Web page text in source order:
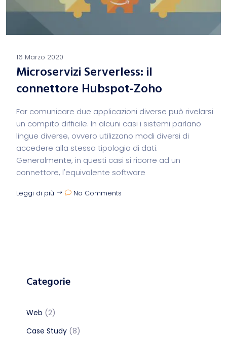
16 Marzo 2020
Microservizi Serverless: il
connettore Hubspot-Zoho
Far comunicare due applicazioni diverse può rivelarsi
un compito difficile. In alcuni casi i sistemi parlano
lingue diverse, ovvero utilizzano modi diversi di
accedere alla stessa tipologia di dati.
Generalmente, in questi casi si ricorre ad un
connettore, l'equivalente software
Leggi di più No Comments
Categorie
Web (2)
Case Study (8)